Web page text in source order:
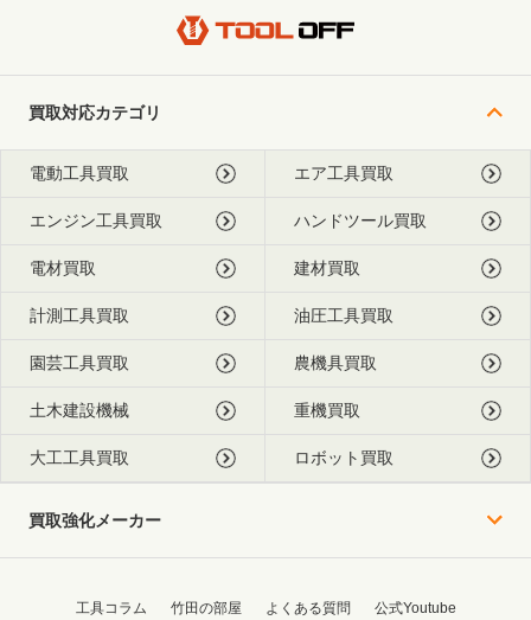
買取対応カテゴリ
電動工具買取 エア工具買取
エンジン工具買取 ハンドツール買取
電材買取 建材買取
計測工具買取 油圧工具買取
園芸工具買取 農機具買取
土木建設機械 重機買取
大工工具買取 ロボット買取
買取強化メーカー
工具コラム 竹田の部屋 よくある質問 公式Youtube